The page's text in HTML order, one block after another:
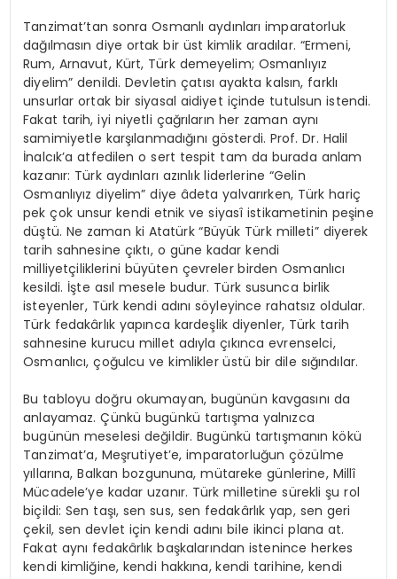
Tanzimat’tan sonra Osmanlı aydınları imparatorluk
dağılmasın diye ortak bir üst kimlik aradılar. “Ermeni,
Rum, Arnavut, Kürt, Türk demeyelim; Osmanlıyız
diyelim” denildi. Devletin çatısı ayakta kalsın, farklı
unsurlar ortak bir siyasal aidiyet içinde tutulsun istendi.
Fakat tarih, iyi niyetli çağrıların her zaman aynı
samimiyetle karşılanmadığını gösterdi. Prof. Dr. Halil
İnalcık’a atfedilen o sert tespit tam da burada anlam
kazanır: Türk aydınları azınlık liderlerine “Gelin
Osmanlıyız diyelim” diye âdeta yalvarırken, Türk hariç
pek çok unsur kendi etnik ve siyasî istikametinin peşine
düştü. Ne zaman ki Atatürk “Büyük Türk milleti” diyerek
tarih sahnesine çıktı, o güne kadar kendi
milliyetçiliklerini büyüten çevreler birden Osmanlıcı
kesildi. İşte asıl mesele budur. Türk susunca birlik
isteyenler, Türk kendi adını söyleyince rahatsız oldular.
Türk fedakârlık yapınca kardeşlik diyenler, Türk tarih
sahnesine kurucu millet adıyla çıkınca evrenselci,
Osmanlıcı, çoğulcu ve kimlikler üstü bir dile sığındılar.
Bu tabloyu doğru okumayan, bugünün kavgasını da
anlayamaz. Çünkü bugünkü tartışma yalnızca
bugünün meselesi değildir. Bugünkü tartışmanın kökü
Tanzimat’a, Meşrutiyet’e, imparatorluğun çözülme
yıllarına, Balkan bozgununa, mütareke günlerine, Millî
Mücadele’ye kadar uzanır. Türk milletine sürekli şu rol
biçildi: Sen taşı, sen sus, sen fedakârlık yap, sen geri
çekil, sen devlet için kendi adını bile ikinci plana at.
Fakat aynı fedakârlık başkalarından istenince herkes
kendi kimliğine, kendi hakkına, kendi tarihine, kendi